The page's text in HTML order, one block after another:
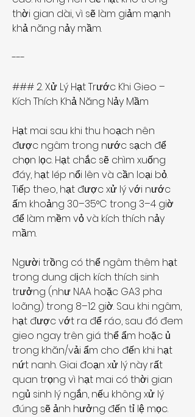
thời gian dài, vì sẽ làm giảm mạnh
khả năng nảy mầm.
---
### 2. Xử Lý Hạt Trước Khi Gieo –
Kích Thích Khả Năng Nảy Mầm
Hạt mai sau khi thu hoạch nên
được ngâm trong nước sạch để
chọn lọc. Hạt chắc sẽ chìm xuống
đáy, hạt lép nổi lên và cần loại bỏ.
Tiếp theo, hạt được xử lý với nước
ấm khoảng 30–35°C trong 3–4 giờ
để làm mềm vỏ và kích thích nảy
mầm.
Người trồng có thể ngâm thêm hạt
trong dung dịch kích thích sinh
trưởng (như NAA hoặc GA3 pha
loãng) trong 8–12 giờ. Sau khi ngâm,
hạt được vớt ra để ráo, sau đó đem
gieo ngay trên giá thể ẩm hoặc ủ
trong khăn/vải ẩm cho đến khi hạt
nứt nanh. Giai đoạn xử lý này rất
quan trọng vì hạt mai có thời gian
ngủ sinh lý ngắn, nếu không xử lý
đúng sẽ ảnh hưởng đến tỉ lệ mọc.